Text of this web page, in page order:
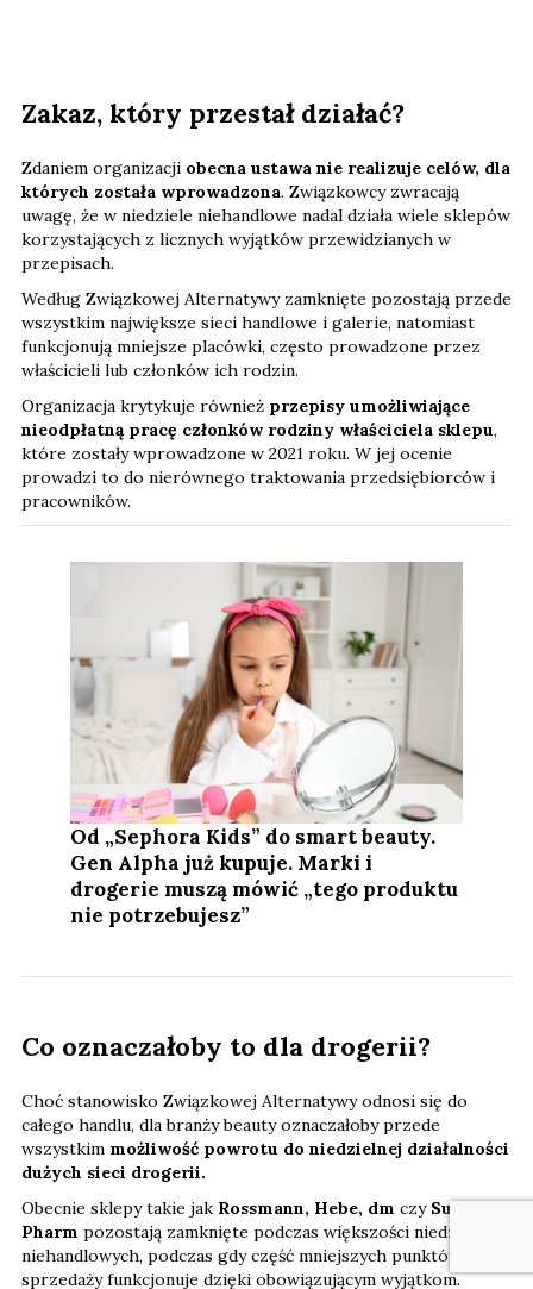
Zakaz, który przestał działać?
Zdaniem organizacji obecna ustawa nie realizuje celów, dla
których została wprowadzona. Związkowcy zwracają
uwagę, że w niedziele niehandlowe nadal działa wiele sklepów
korzystających z licznych wyjątków przewidzianych w
przepisach.
Według Związkowej Alternatywy zamknięte pozostają przede
wszystkim największe sieci handlowe i galerie, natomiast
funkcjonują mniejsze placówki, często prowadzone przez
właścicieli lub członków ich rodzin.
Organizacja krytykuje również przepisy umożliwiające
nieodpłatną pracę członków rodziny właściciela sklepu,
które zostały wprowadzone w 2021 roku. W jej ocenie
prowadzi to do nierównego traktowania przedsiębiorców i
pracowników.
Od „Sephora Kids” do smart beauty.
Gen Alpha już kupuje. Marki i
drogerie muszą mówić „tego produktu
nie potrzebujesz”
Co oznaczałoby to dla drogerii?
Choć stanowisko Związkowej Alternatywy odnosi się do
całego handlu, dla branży beauty oznaczałoby przede
wszystkim możliwość powrotu do niedzielnej działalności
dużych sieci drogerii.
Obecnie sklepy takie jak Rossmann, Hebe, dm czy Super-
Pharm pozostają zamknięte podczas większości niedziel
niehandlowych, podczas gdy część mniejszych punktów
sprzedaży funkcjonuje dzięki obowiązującym wyjątkom.